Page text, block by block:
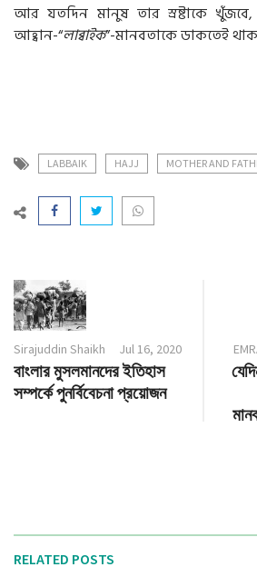
আর যতদিন মানুষ তার স্রষ্টাকে
আহ্বান-“লাব্বাইক”-মানবতাকে ডাকতেই
LABBAIK HAJJ MOTHER AND
Sirajuddin Shaikh Jul 16, 2020
বাংলার মুসলমানদের ইতিহাস
সম্পর্কে পুনর্বিবেচনা প্রয়োজন
RELATED POSTS